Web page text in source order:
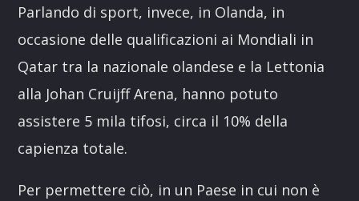
Parlando di sport, invece, in Olanda, in
occasione delle qualificazioni ai Mondiali in
Qatar tra la nazionale olandese e la Lettonia
alla Johan Cruijff Arena, hanno potuto
assistere 5 mila tifosi, circa il 10% della
capienza totale.
Per permettere ciò, in un Paese in cui non è